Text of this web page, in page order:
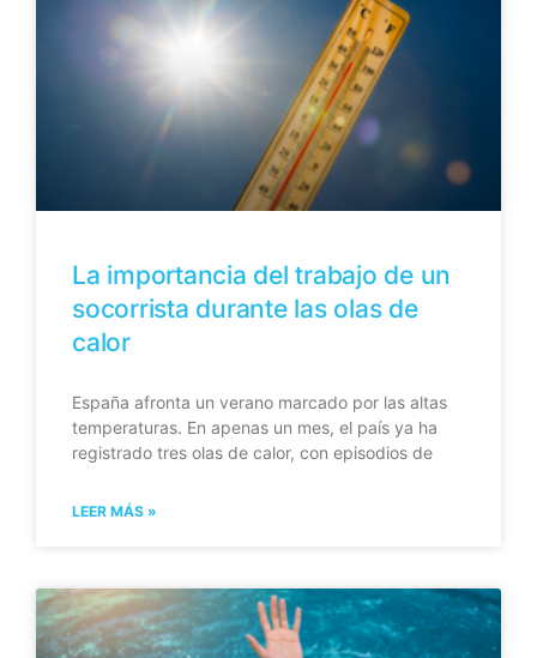
La importancia del trabajo de un
socorrista durante las olas de
calor
España afronta un verano marcado por las altas
temperaturas. En apenas un mes, el país ya ha
registrado tres olas de calor, con episodios de
LEER MÁS »